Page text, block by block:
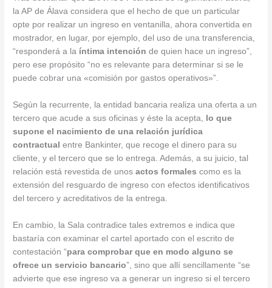
la AP de Álava considera que el hecho de que un particular
opte por realizar un ingreso en ventanilla, ahora convertida en
mostrador, en lugar, por ejemplo, del uso de una transferencia,
“responderá a la íntima intención de quien hace un ingreso”,
pero ese propósito “no es relevante para determinar si se le
puede cobrar una «comisión por gastos operativos»”.
Según la recurrente, la entidad bancaria realiza una oferta a un
tercero que acude a sus oficinas y éste la acepta, lo que
supone el nacimiento de una relación jurídica
contractual entre Bankinter, que recoge el dinero para su
cliente, y el tercero que se lo entrega. Además, a su juicio, tal
relación está revestida de unosactos formales como es la
extensión del resguardo de ingreso con efectos identificativos
del tercero y acreditativos de la entrega.
En cambio, la Sala contradice tales extremos e indica que
bastaría con examinar el cartel aportado con el escrito de
contestación “para comprobar que en modo alguno se
ofrece un servicio bancario”, sino que allí sencillamente “se
advierte que ese ingreso va a generar un ingreso si el tercero